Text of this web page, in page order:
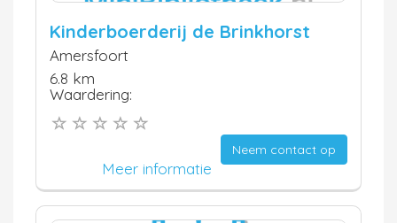
Kinderboerderij de Brinkhorst
Amersfoort
6.8 km
Waardering:
Neem contact op
Meer informatie